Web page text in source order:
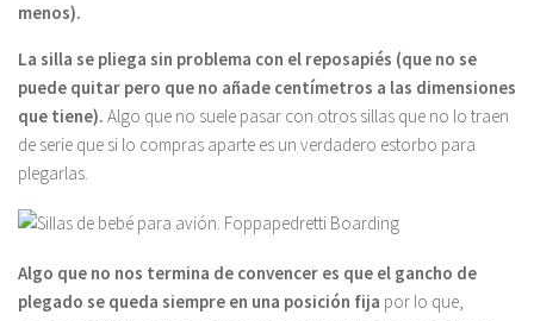
menos).
La silla se pliega sin problema con el reposapiés (que no se
puede quitar pero que no añade centímetros a las dimensiones
que tiene). Algo que no suele pasar con otros sillas que no lo traen
de serie que si lo compras aparte es un verdadero estorbo para
plegarlas.
Algo que no nos termina de convencer es que el gancho de
plegado se queda siempre en una posición fija por lo que,